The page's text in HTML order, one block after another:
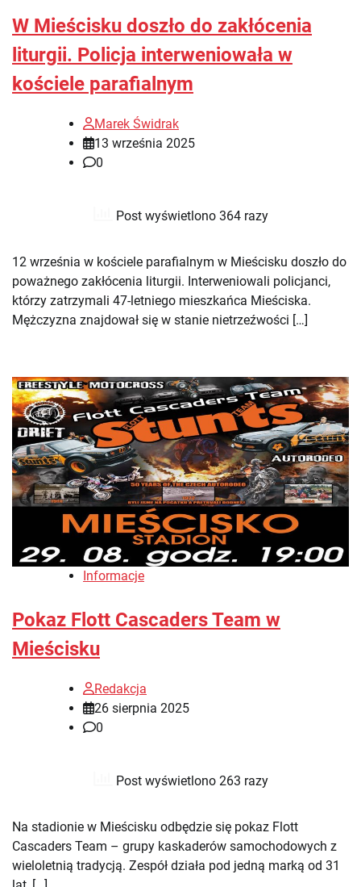
W Mieścisku doszło do zakłócenia
liturgii. Policja interweniowała w
kościele parafialnym
Marek Świdrak
13 września 2025
0
Post wyświetlono 364 razy
12 września w kościele parafialnym w Mieścisku doszło do
poważnego zakłócenia liturgii. Interweniowali policjanci,
którzy zatrzymali 47-letniego mieszkańca Mieściska.
Mężczyzna znajdował się w stanie nietrzeźwości […]
Informacje
Pokaz Flott Cascaders Team w
Mieścisku
Redakcja
26 sierpnia 2025
0
Post wyświetlono 263 razy
Na stadionie w Mieścisku odbędzie się pokaz Flott
Cascaders Team – grupy kaskaderów samochodowych z
wieloletnią tradycją. Zespół działa pod jedną marką od 31